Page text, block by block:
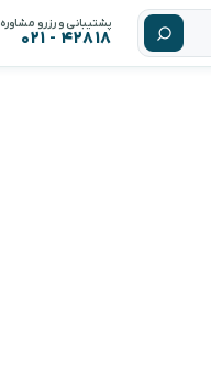
پشتیبانی و رزرو مشاوره
۴۲۸۱۸ - ۰۲۱